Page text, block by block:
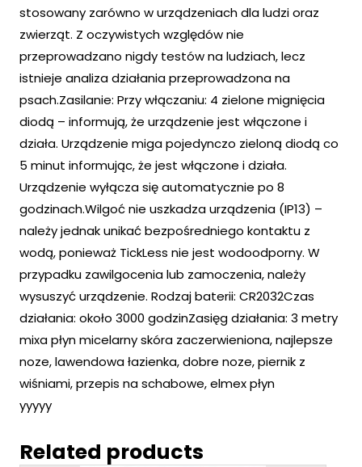
stosowany zarówno w urządzeniach dla ludzi oraz
zwierząt. Z oczywistych względów nie
przeprowadzano nigdy testów na ludziach, lecz
istnieje analiza działania przeprowadzona na
psach.Zasilanie: Przy włączaniu: 4 zielone mignięcia
diodą – informują, że urządzenie jest włączone i
działa. Urządzenie miga pojedynczo zieloną diodą co
5 minut informując, że jest włączone i działa.
Urządzenie wyłącza się automatycznie po 8
godzinach.Wilgoć nie uszkadza urządzenia (IP13) –
należy jednak unikać bezpośredniego kontaktu z
wodą, ponieważ TickLess nie jest wodoodporny. W
przypadku zawilgocenia lub zamoczenia, należy
wysuszyć urządzenie. Rodzaj baterii: CR2032Czas
działania: około 3000 godzinZasięg działania: 3 metry
mixa płyn micelarny skóra zaczerwieniona, najlepsze
noze, lawendowa łazienka, dobre noze, piernik z
wiśniami, przepis na schabowe, elmex płyn
yyyyy
Related products